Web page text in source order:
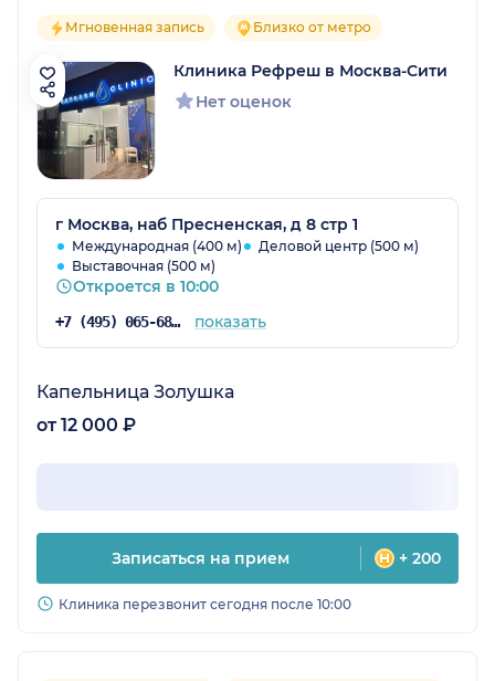
Мгновенная запись Близко от метро
Клиника Рефреш в Москва-Сити
Нет оценок
г Москва, наб Пресненская, д 8 стр 1
Международная (400 м)
Деловой центр (500 м)
Выставочная (500 м)
Откроется в 10:00
+7 (495) 065-68-41 показать
Капельница Золушка
от 12 000 ₽
Записаться на прием + 200
Клиника перезвонит сегодня после 10:00